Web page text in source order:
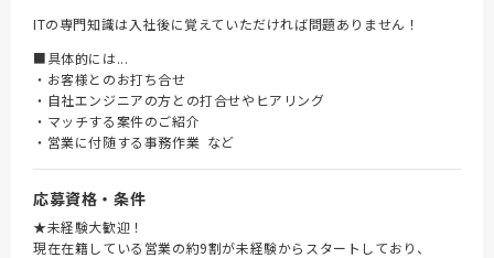
ITの専門知識は入社後に覚えていただければ問題ありません！
■具体的には...
・お客様とのお打ち合せ
・自社エンジニアの方との打合せやヒアリング
・マッチする案件のご紹介
・営業に付随する事務作業 など
応募資格・条件
★未経験大歓迎！
現在在籍している営業の約9割が未経験からスタートしており、